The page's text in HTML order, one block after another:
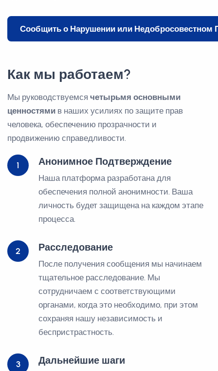
Сообщить о Нарушении или Недобросовестном
Как мы работаем?
Мы руководствуемся четырьмя основными
ценностями в наших усилиях по защите прав
человека, обеспечению прозрачности и
продвижению справедливости.
1 Анонимное Подтверждение
Наша платформа разработана для
обеспечения полной анонимности. Ваша
личность будет защищена на каждом этапе
процесса.
2 Расследование
После получения сообщения мы начинаем
тщательное расследование. Мы
сотрудничаем с соответствующими
органами, когда это необходимо, при этом
сохраняя нашу независимость и
беспристрастность.
3 Дальнейшие шаги